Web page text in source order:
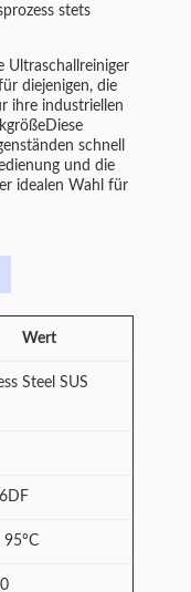
stets
Ultraschallreiniger
diejenigen, die
ihre industriellen
schnell
und die
idealen Wahl für
Wert
Steel SUS
95°C